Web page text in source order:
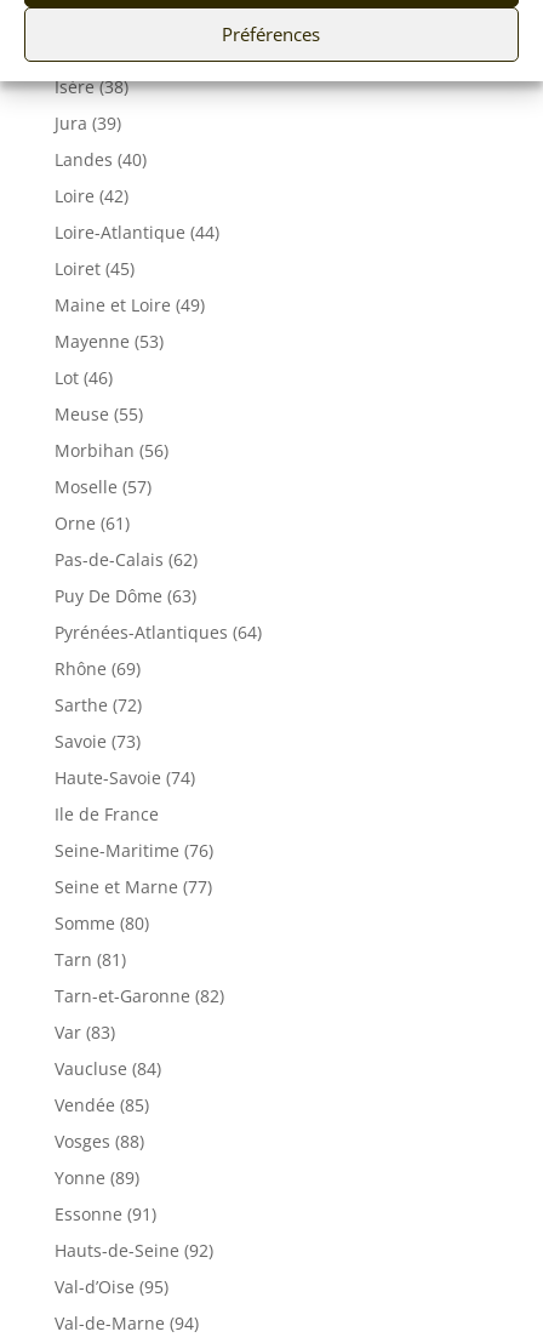
Préférences
Ille-et-Vilaine (35)
Isère (38)
Jura (39)
Landes (40)
Loire (42)
Loire-Atlantique (44)
Loiret (45)
Maine et Loire (49)
Mayenne (53)
Lot (46)
Meuse (55)
Morbihan (56)
Moselle (57)
Orne (61)
Pas-de-Calais (62)
Puy De Dôme (63)
Pyrénées-Atlantiques (64)
Rhône (69)
Sarthe (72)
Savoie (73)
Haute-Savoie (74)
Ile de France
Seine-Maritime (76)
Seine et Marne (77)
Somme (80)
Tarn (81)
Tarn-et-Garonne (82)
Var (83)
Vaucluse (84)
Vendée (85)
Vosges (88)
Yonne (89)
Essonne (91)
Hauts-de-Seine (92)
Val-d’Oise (95)
Val-de-Marne (94)